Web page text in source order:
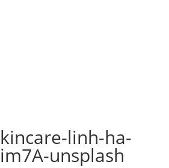
linh-ha-
unsplash